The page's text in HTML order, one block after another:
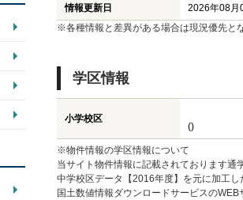
情報更新日 2026年08月
※各種情報と差異がある場合は現況優先と
学区情報
小学校区
()
※物件情報の学区情報について
当サイト物件情報に記載されております
中学校区データ【2016年度】を元に加工
国土数値情報ダウンロードサービスの